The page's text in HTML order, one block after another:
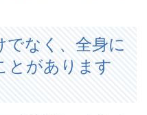
でなく、全身に
とがあります